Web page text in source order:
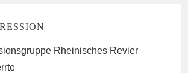
Rheinisches Revier